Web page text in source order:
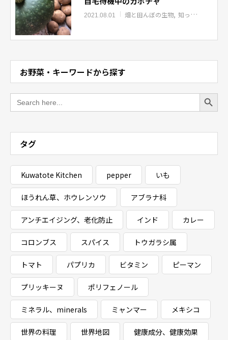
2021.08.01 畑と田んぼの生物 知っ得！知ってたら上級者
お野菜・キーワードから探す
Search
for:
Search Button
タグ
Kuwatote Kitchen pepper いも
ほうれん草、ホウレンソウ アブラナ科
アンチエイジング、老化防止 インド カレー
コロンブス スパイス トウガラシ属
トマト パプリカ ビタミン ピーマン
プリッキーヌ ポリフェノール
ミネラル、minerals ミャンマー メキシコ
世界の料理 世界地図 健康成分、健康効果